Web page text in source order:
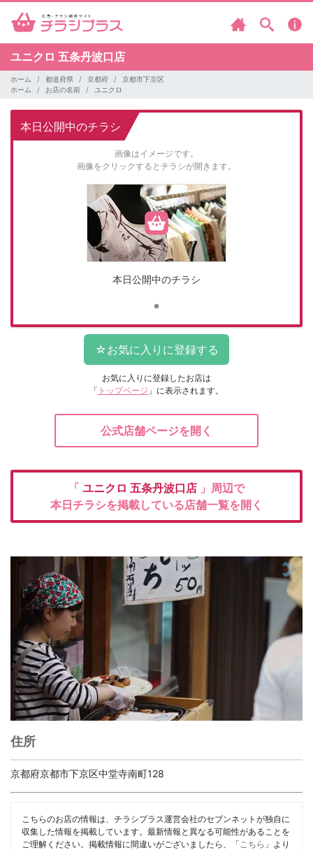
ユニクロ 五条丹波口店
ホーム 都道府県 京都府
京都市下京区
ホーム
お店の名前 ユニクロ
本日公開中のチラシ
画像はイメージです。
画像をクリックするとチラシが開きます。
本日公開中のチラシ
お気に入りに登録したお店は
「 トップページ 」に表示されます。
公式店舗ページを開く
「 ユニクロ 五条丹波口店 」周辺で
本日チラシを掲載している店舗一覧を開く
住所
京都府京都市下京区中堂寺南町128
こちらのお店の情報は、チラシプラス運営会社のセブンネットが独自に
収集した情報を掲載しています。最新情報と異なる可能性があることを
ご理解ください。掲載情報に間違いがございましたら、「 こちら 」より